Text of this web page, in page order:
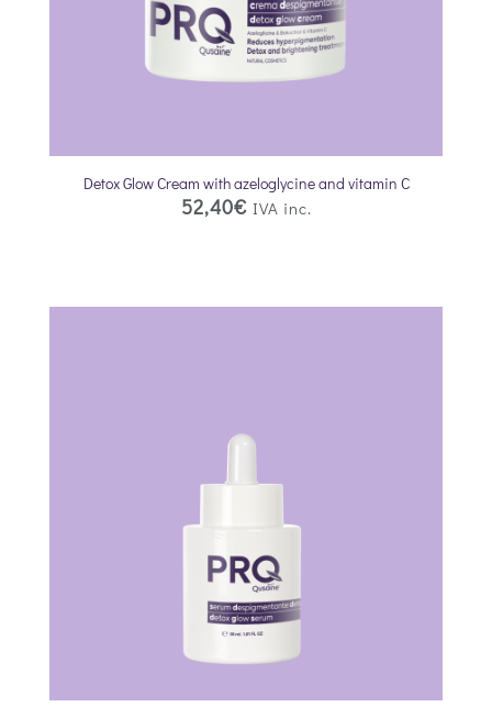
Detox Glow Cream with azeloglycine and vitamin C
52,40€ IVA inc.